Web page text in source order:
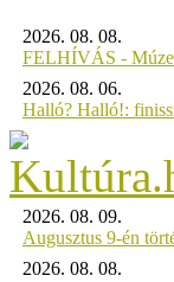
2026. 08. 08.
FELHÍVÁS -
2026. 08. 06.
Halló? Halló!:
2026. 08. 09.
Augusztus 9-én
2026. 08. 08.